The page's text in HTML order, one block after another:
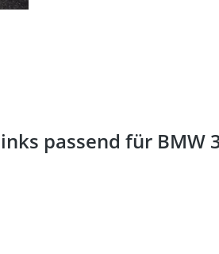
passend für BMW